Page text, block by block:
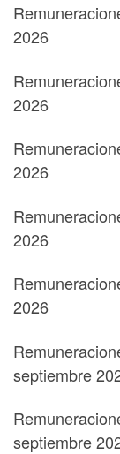
2026
2026
2026
2026
2026
septiembre
septiembre